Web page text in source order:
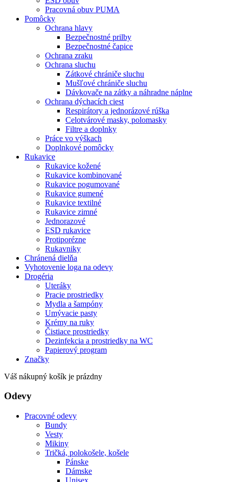
Pracovná obuv PUMA
Pomôcky
Ochrana hlavy
Bezpečnostné prilby
Bezpečnostné čapice
Ochrana zraku
Ochrana sluchu
Zátkové chrániče sluchu
Mušľové chrániče sluchu
Dávkovače na zátky a náhradne náplne
Ochrana dýchacích ciest
Respirátory a jednorázové rúška
Celotvárové masky, polomasky
Filtre a doplnky
Práce vo výškach
Doplnkové pomôcky
Rukavice
Rukavice kožené
Rukavice kombinované
Rukavice pogumované
Rukavice gumené
Rukavice textilné
Rukavice zimné
Jednorazové
ESD rukavice
Protiporézne
Rukavniky
Chránená dielňa
Vyhotovenie loga na odevy
Drogéria
Uteráky
Pracie prostriedky
Mydla a šampóny
Umývacie pasty
Krémy na ruky
Čistiace prostriedky
Dezinfekcia a prostriedky na WC
Papierový program
Značky
Váš nákupný košík je prázdny
Odevy
Pracovné odevy
Bundy
Vesty
Mikiny
Tričká, polokošele, košele
Pánske
Dámske
Unisex